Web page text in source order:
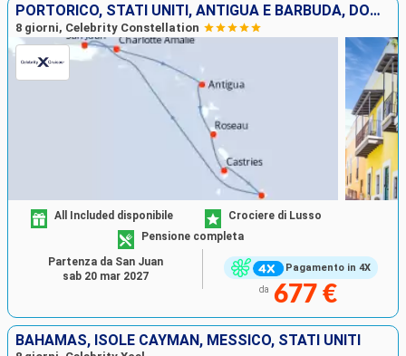
PORTORICO, STATI UNITI, ANTIGUA E BARBUDA, DOMINICA, SANTA LUCIA, BARBADOS
8 giorni, Celebrity Constellation
Pagamento in 4X
All Included disponibile
Crociere di Lusso
Pensione completa
da 677 €
Partenza da San Juan
sab 20 mar 2027
BAHAMAS, ISOLE CAYMAN, MESSICO, STATI UNITI